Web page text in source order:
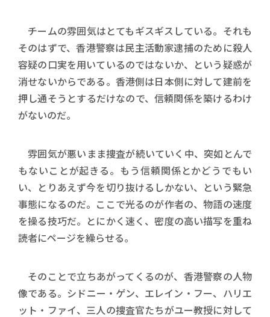
チームの雰囲気はとてもギスギスしている。それも
そのはずで、香港警察は民主活動家逮捕のために殺人
容疑の口実を用いているのではないか、という疑惑が
消せないからである。香港側は日本側に対して建前を
押し通そうとするだけなので、信頼関係を築けるわけ
がないのだ。
雰囲気が悪いまま捜査が続いていく中、突如とんで
もないことが起きる。もう信頼関係とかどうでもい
い、とりあえず今を切り抜けるしかない、という緊急
事態になるのだ。ここで光るのが作者の、物語の速度
を操る技巧だ。とにかく速く、密度の高い描写を重ね
読者にページを繰らせる。
そのことで立ちあがってくるのが、香港警察の人物
像である。シドニー・ゲン、エレイン・フー、ハリエ
ット・ファイ、三人の捜査官たちがユー教授に対して